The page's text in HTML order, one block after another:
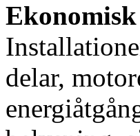
Ekonomisk
delar,